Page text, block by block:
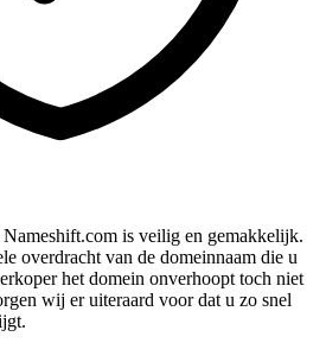
is veilig en gemakkelijk.
overdracht van de domeinnaam die u
het domein onverhoopt toch niet
wij er uiteraard voor dat u zo snel